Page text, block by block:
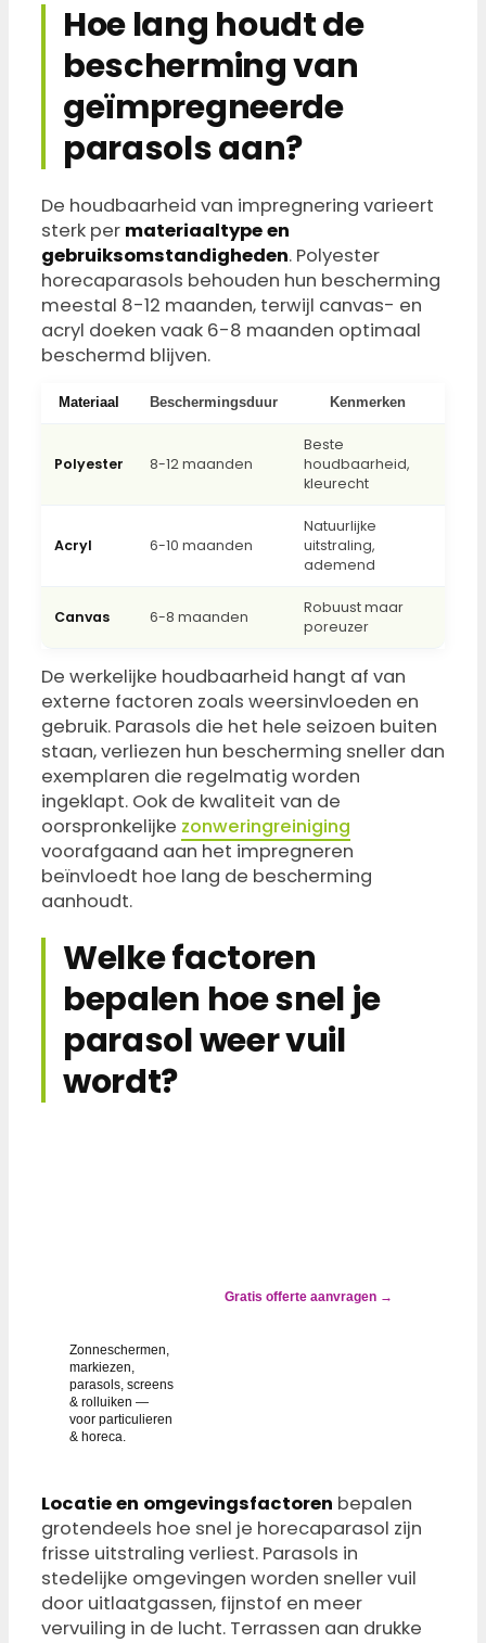
Hoe lang houdt de
bescherming van
geïmpregneerde
parasols aan?
De houdbaarheid van impregnering varieert
sterk per materiaaltype en
gebruiksomstandigheden. Polyester
horecaparasols behouden hun bescherming
meestal 8-12 maanden, terwijl canvas- en
acryl doeken vaak 6-8 maanden optimaal
beschermd blijven.
Materiaal Beschermingsduur Kenmerken
Polyester 8-12 maanden
Beste
houdbaarheid,
kleurecht
Acryl 6-10 maanden
Natuurlijke
uitstraling,
ademend
Canvas 6-8 maanden
Robuust maar
poreuzer
De werkelijke houdbaarheid hangt af van
externe factoren zoals weersinvloeden en
gebruik. Parasols die het hele seizoen buiten
staan, verliezen hun bescherming sneller dan
exemplaren die regelmatig worden
ingeklapt. Ook de kwaliteit van de
oorspronkelijke zonweringreiniging
voorafgaand aan het impregneren
beïnvloedt hoe lang de bescherming
aanhoudt.
Welke factoren
bepalen hoe snel je
parasol weer vuil
wordt?
Zonneschermen,
markiezen,
parasols, screens
& rolluiken —
voor particulieren
& horeca.
Gratis offerte aanvragen →
Locatie en omgevingsfactoren bepalen
grotendeels hoe snel je horecaparasol zijn
frisse uitstraling verliest. Parasols in
stedelijke omgevingen worden sneller vuil
door uitlaatgassen, fijnstof en meer
vervuiling in de lucht. Terrassen aan drukke